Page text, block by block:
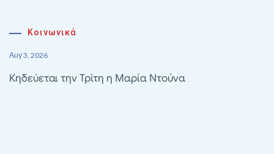
Κοινωνικά
Αυγ 3, 2026
Κηδεύεται την Τρίτη η Μαρία Ντούνα